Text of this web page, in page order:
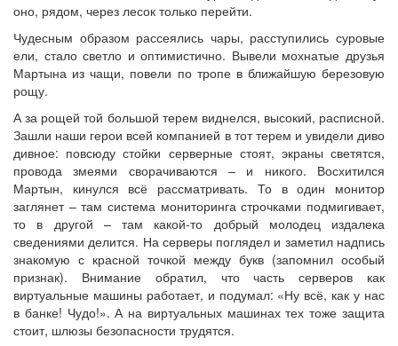
оно, рядом, через лесок только перейти.
Чудесным образом рассеялись чары, расступились суровые
ели, стало светло и оптимистично. Вывели мохнатые друзья
Мартына из чащи, повели по тропе в ближайшую березовую
рощу.
А за рощей той большой терем виднелся, высокий, расписной.
Зашли наши герои всей компанией в тот терем и увидели диво
дивное: повсюду стойки серверные стоят, экраны светятся,
провода змеями сворачиваются – и никого. Восхитился
Мартын, кинулся всё рассматривать. То в один монитор
заглянет – там система мониторинга строчками подмигивает,
то в другой – там какой-то добрый молодец издалека
сведениями делится. На серверы поглядел и заметил надпись
знакомую с красной точкой между букв (запомнил особый
признак). Внимание обратил, что часть серверов как
виртуальные машины работает, и подумал: «Ну всё, как у нас
в банке! Чудо!». А на виртуальных машинах тех тоже защита
стоит, шлюзы безопасности трудятся.